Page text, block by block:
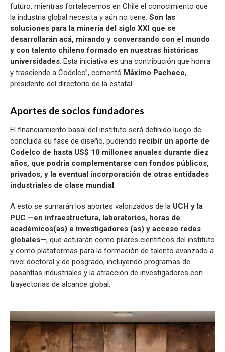
futuro, mientras fortalecemos en Chile el conocimiento que
la industria global necesita y aún no tiene. Son las
soluciones para la minería del siglo XXI que se
desarrollarán acá, mirando y conversando con el mundo
y con talento chileno formado en nuestras históricas
universidades. Esta iniciativa es una contribución que honra
y trasciende a Codelco”, comentó Máximo Pacheco,
presidente del directorio de la estatal.
Aportes de socios fundadores
El financiamiento basal del instituto será definido luego de
concluida su fase de diseño, pudiendo recibir un aporte de
Codelco de hasta US$ 10 millones anuales durante diez
años, que podría complementarse con fondos públicos,
privados, y la eventual incorporación de otras entidades
industriales de clase mundial.
A esto se sumarán los aportes valorizados de la UCH y la
PUC —en infraestructura, laboratorios, horas de
académicos(as) e investigadores (as) y acceso redes
globales—, que actuarán como pilares científicos del instituto
y como plataformas para la formación de talento avanzado a
nivel doctoral y de posgrado, incluyendo programas de
pasantías industriales y la atracción de investigadores con
trayectorias de alcance global.